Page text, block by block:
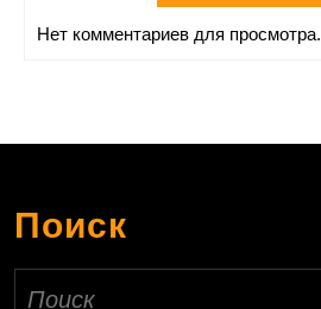
Нет комментариев для просмотра.
Поиск